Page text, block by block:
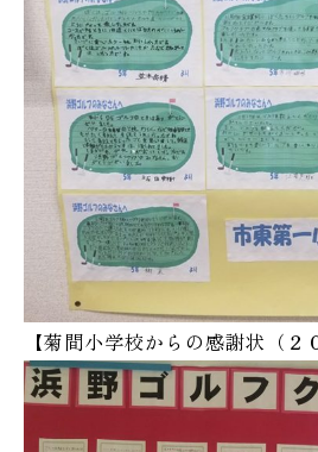
【菊間小学校からの感謝状（２